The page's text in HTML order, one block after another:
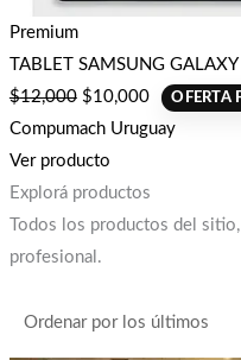
Premium
TABLET SAMSUNG
$12,000 $10,000 OFERTA
Compumach Uruguay
Ver producto
Explorá productos
Todos los productos del
profesional.